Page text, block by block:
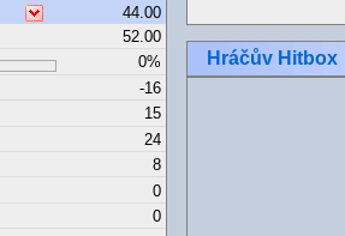
44.00
52.00
0%
-16
15
24
8
0
0
Hráčův Hitbox